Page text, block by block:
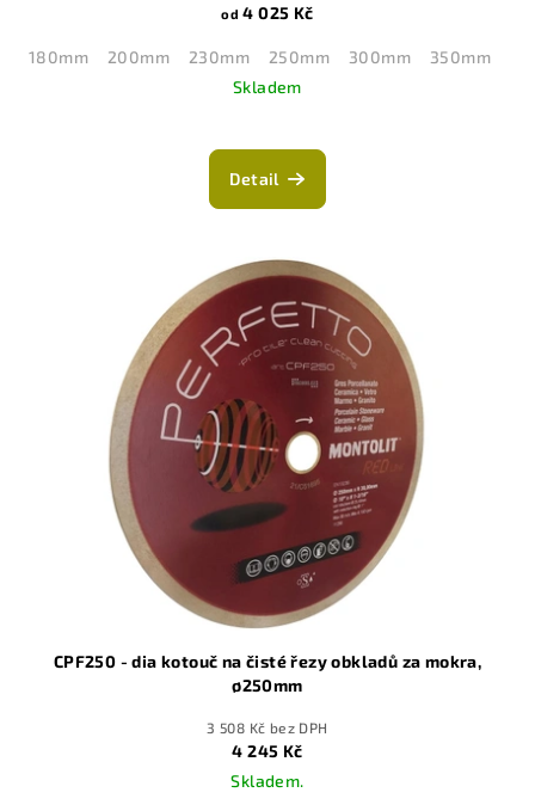
od 4 025 Kč
180mm 200mm 230mm 250mm 300mm
350mm
Skladem
hodnocení
produktu
hvězdiček.
Detail
CPF250 - dia kotouč na čisté řezy obkladů za mokra,
ø250mm
3 508 Kč bez DPH
4 245 Kč
Skladem.